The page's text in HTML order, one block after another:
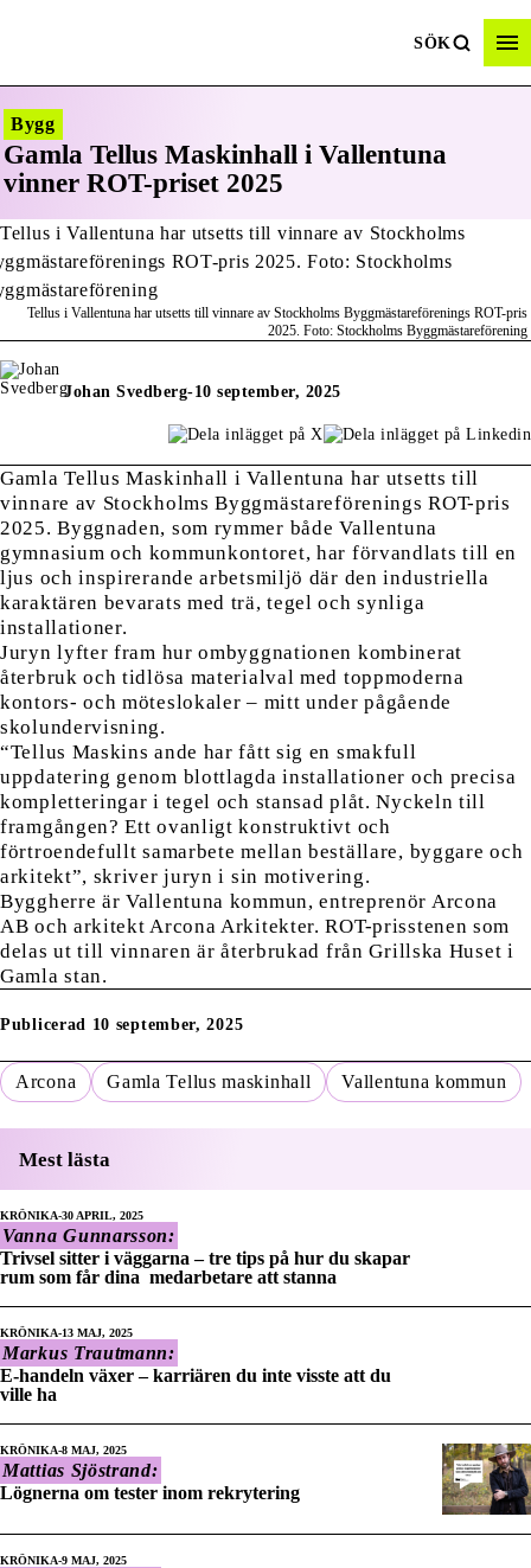
SÖK
Bygg
Gamla Tellus Maskinhall i Vallentuna
vinner ROT-priset 2025
Tellus i Vallentuna har utsetts till vinnare av Stockholms Byggmästareförenings ROT-pris
2025. Foto: Stockholms Byggmästareförening
Johan Svedberg-10 september, 2025
Gamla Tellus Maskinhall i Vallentuna har utsetts till
vinnare av Stockholms Byggmästareförenings ROT-pris
2025. Byggnaden, som rymmer både Vallentuna
gymnasium och kommunkontoret, har förvandlats till en
ljus och inspirerande arbetsmiljö där den industriella
karaktären bevarats med trä, tegel och synliga
installationer.
Juryn lyfter fram hur ombyggnationen kombinerat
återbruk och tidlösa materialval med toppmoderna
kontors- och möteslokaler – mitt under pågående
skolundervisning.
“Tellus Maskins ande har fått sig en smakfull
uppdatering genom blottlagda installationer och precisa
kompletteringar i tegel och stansad plåt. Nyckeln till
framgången? Ett ovanligt konstruktivt och
förtroendefullt samarbete mellan beställare, byggare och
arkitekt”, skriver juryn i sin motivering.
Byggherre är Vallentuna kommun, entreprenör Arcona
AB och arkitekt Arcona Arkitekter. ROT-prisstenen som
delas ut till vinnaren är återbrukad från Grillska Huset i
Gamla stan.
Publicerad 10 september, 2025
Arcona Gamla Tellus maskinhall Vallentuna kommun
Mest lästa
KRÖNIKA 30 APRIL, 2025
Vanna Gunnarsson:
Trivsel sitter i väggarna – tre tips på hur du skapar
rum som får dina medarbetare att stanna
KRÖNIKA 13 MAJ, 2025
Markus Trautmann:
E-handeln växer – karriären du inte visste att du
ville ha
KRÖNIKA 8 MAJ, 2025
Mattias Sjöstrand:
Lögnerna om tester inom rekrytering
KRÖNIKA 9 MAJ, 2025